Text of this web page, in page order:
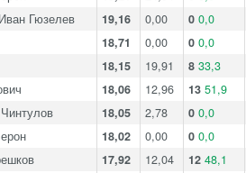
Гюзелев 19,16 0,00 0 0,0
18,71 0,00 0 0,0
18,15 19,91 8 33,3
18,06 12,96 13 51,9
18,05 2,78 0 0,0
18,02 0,00 0 0,0
17,92 12,04 12 48,1